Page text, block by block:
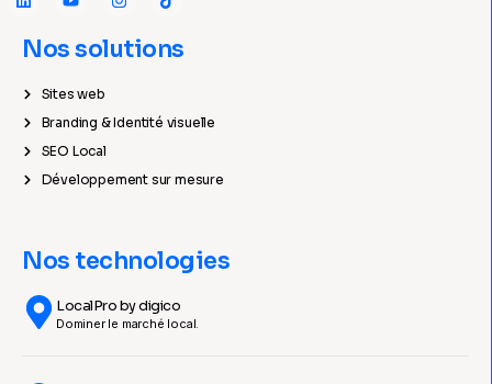
Nos solutions
Sites web
Branding & Identité visuelle
SEO Local
Développement sur mesure
Nos technologies
LocalPro by digico
Dominer le marché local.